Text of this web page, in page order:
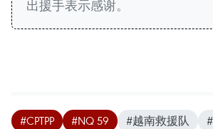
出援手表示感谢。
#CPTPP #NQ 59 #越南救援队